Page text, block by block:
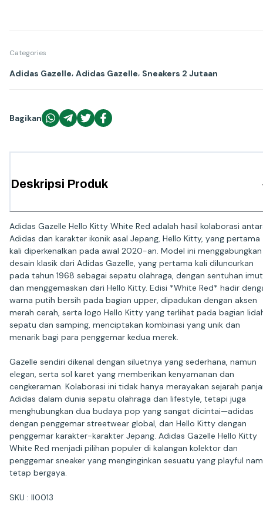
Categories
Adidas Gazelle, Adidas Gazelle, Sneakers 2 Jutaan
Bagikan
Deskripsi Produk
Adidas Gazelle Hello Kitty White Red adalah hasil kolaborasi
Adidas dan karakter ikonik asal Jepang, Hello Kitty, yang pertama
kali diperkenalkan pada awal 2020-an. Model ini menggabungkan
desain klasik dari Adidas Gazelle, yang pertama kali diluncurkan
pada tahun 1968 sebagai sepatu olahraga, dengan sentuhan imut
dan menggemaskan dari Hello Kitty. Edisi *White Red* hadir
warna putih bersih pada bagian upper, dipadukan dengan aksen
merah cerah, serta logo Hello Kitty yang terlihat pada bagian
sepatu dan samping, menciptakan kombinasi yang unik dan
menarik bagi para penggemar kedua merek.
Gazelle sendiri dikenal dengan siluetnya yang sederhana, namun
elegan, serta sol karet yang memberikan kenyamanan dan
cengkeraman. Kolaborasi ini tidak hanya merayakan sejarah
Adidas dalam dunia sepatu olahraga dan lifestyle, tetapi juga
menghubungkan dua budaya pop yang sangat dicintai—adidas
dengan penggemar streetwear global, dan Hello Kitty dengan
penggemar karakter-karakter Jepang. Adidas Gazelle Hello Kitty
White Red menjadi pilihan populer di kalangan kolektor dan
penggemar sneaker yang menginginkan sesuatu yang playful
tetap bergaya.
SKU : II0013